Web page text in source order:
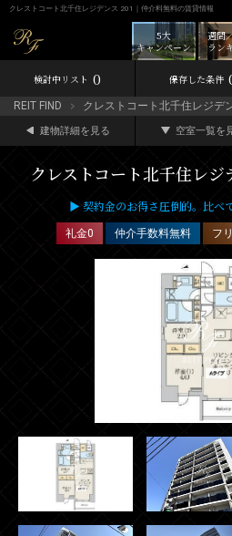
クレストコート北千住レジデンス 201｜仲介料無料の賃貸情報
週間
ラン
5大
キャンペーン
検討中リスト 0 保存した条件
REIT FIND クレストコート北千住レジデ
建物詳細を見る 空室一覧を
クレストコート北千住レジ
▶ 契約金のお得さ圧倒的。比べ
礼金0 仲介手数料無料 フ